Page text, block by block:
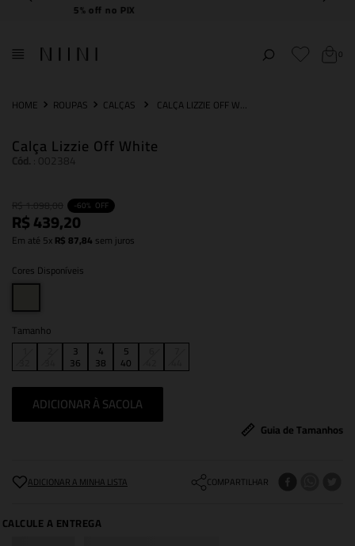
Frete Grátis
0
ROUPAS CALÇAS CALÇA LIZZIE OFF WHITE
Calça Lizzie Off White
:
-60% OFF
R$439,20
Em até 5xR$87,84 sem juros
Cores Disponíveis
Tamanho
3
36
4
38
5
40
ADICIONAR À SACOLA
Guia de Tamanhos
COMPARTILHAR